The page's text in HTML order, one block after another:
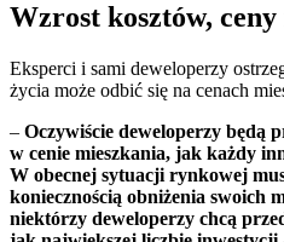
Wzrost kosztów,
Eksperci i sami deweloperzy
życia może odbić się na cenach
– Oczywiście deweloperzy będą
w cenie mieszkania, jak każdy
W obecnej sytuacji rynkowej
koniecznością obniżenia swoich
niektórzy deweloperzy chcą